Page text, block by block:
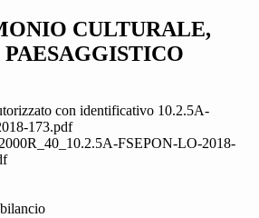
CULTURALE,
con identificativo 10.2.5A-
173.pdf
FSEPON-LO-2018-